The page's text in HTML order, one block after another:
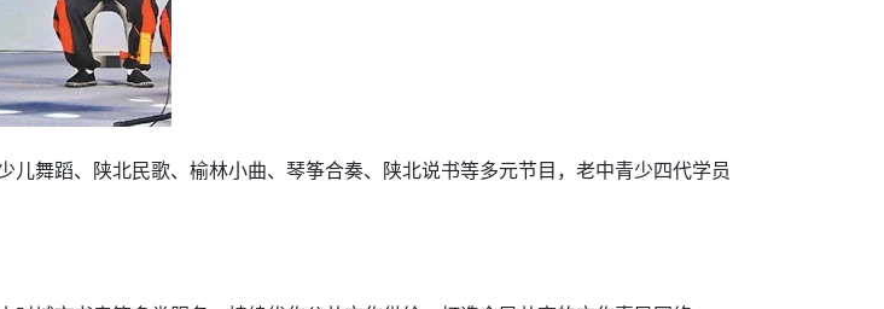
舞蹈、陕北民歌、榆林小曲、琴筝合奏、陕北说书等多元节目，老中青少四代学员